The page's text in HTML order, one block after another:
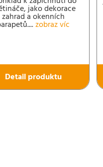
jako dekorace
zahrad a okenních
zobraz víc
Detail produktu